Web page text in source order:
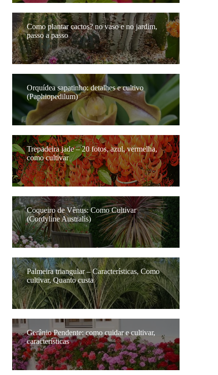
Como plantar cactos? no vaso e no jardim,
passo a passo
Orquídea sapatinho: detalhes e cultivo
(Paphiopedilum)
Trepadeira jade – 20 fotos, azul, vermelha,
como cultivar
Coqueiro de Vênus: Como Cultivar
(Cordyline Australis)
Palmeira triangular – Características, Como
cultivar, Quanto custa
Gerânio Pendente: como cuidar e cultivar,
características